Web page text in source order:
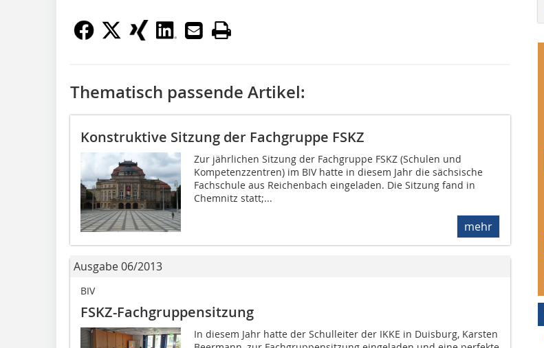
Thematisch passende Artikel:
Konstruktive Sitzung der Fachgruppe FSKZ
Zur jährlichen Sitzung der Fachgruppe FSKZ (Schulen und
Kompetenzzentren) im BIV hatte in diesem Jahr die sächsische
Fachschule aus Reichenbach eingeladen. Die Sitzung fand in
Chemnitz statt;...
mehr
Ausgabe 06/2013
BIV
FSKZ-Fachgruppensitzung
In diesem Jahr hatte der Schulleiter der IKKE in Duisburg, Karsten